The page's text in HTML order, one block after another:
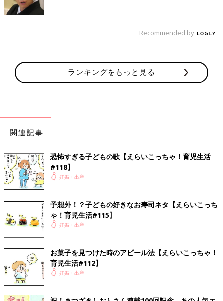
Recommended by
ランキングをもっと見る
関連記事
恐怖すぎる子どもの歌【えらいこっちゃ！育児生活
#118】
妊娠・出産
予想外！？子どもの好きなお寿司ネタ【えらいこっち
ゃ！育児生活#115】
妊娠・出産
お菓子を見つけた時のアピール法【えらいこっちゃ！
育児生活#112】
妊娠・出産